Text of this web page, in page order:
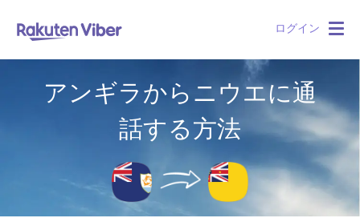
ログイン
アンギラからニウエに通
話する方法